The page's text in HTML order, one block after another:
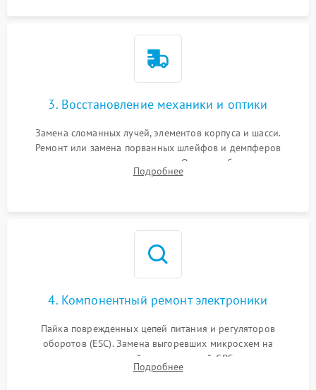
3. Восстановление механики и оптики
Замена сломанных лучей, элементов корпуса и шасси.
Ремонт или замена порванных шлейфов и демпферов
трехосевого подвеса камеры. Очистка объектива,
восстановление механизма фокусировки. Установка новых
Подробнее
4. Компонентный ремонт электроники
Пайка поврежденных цепей питания и регуляторов
оборотов (ESC). Замена выгоревших микросхем на
материнской плате, модулей GPS
Подробнее